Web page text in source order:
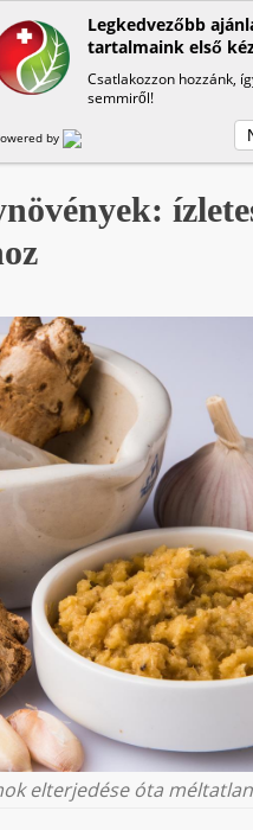
elterjedése óta
Legkedvezőbb
tartalmaink első
Csatlakozzon hozzánk,
semmiről!
by